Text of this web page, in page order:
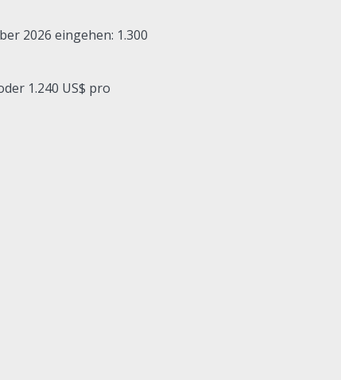
2026 eingehen: 1.300
1.240 US$ pro